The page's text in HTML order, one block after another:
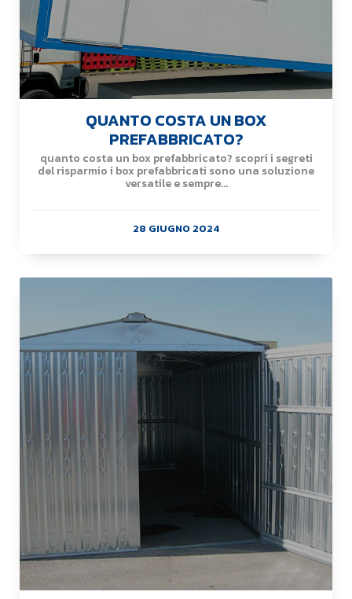
QUANTO COSTA UN BOX
PREFABBRICATO?
quanto costa un box prefabbricato? scopri i segreti
del risparmio i box prefabbricati sono una soluzione
versatile e sempre...
28 GIUGNO 2024